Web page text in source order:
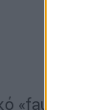
«faux pas»